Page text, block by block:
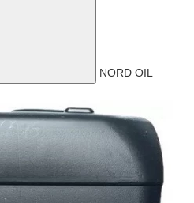
NORD OIL